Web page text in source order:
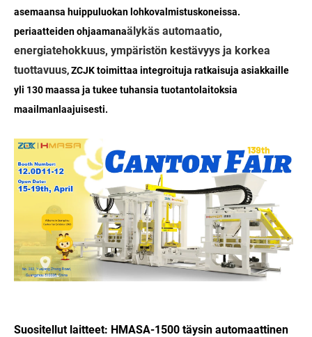
asemaansa huippuluokan lohkovalmistuskoneissa.
periaatteiden ohjaamanaälykäs automaatio,
energiatehokkuus, ympäristön kestävyys ja korkea
tuottavuus, ZCJK toimittaa integroituja ratkaisuja asiakkaille
yli 130 maassa ja tukee tuhansia tuotantolaitoksia
maailmanlaajuisesti.
Suositellut laitteet: HMASA-1500 täysin automaattinen